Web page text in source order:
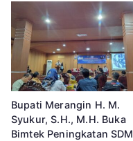
Bupati Merangin H. M.
Syukur, S.H., M.H. Buka
Bimtek Peningkatan SDM